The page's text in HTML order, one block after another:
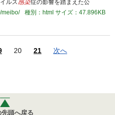
ルス感染症の影響を踏まえた公
meibo/
種別：html サイズ：47.896KB
20 21 次へ
頭へ戻る